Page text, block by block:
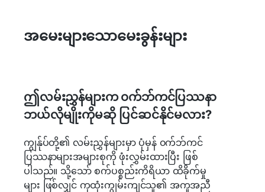
အမေးများသောမေးခွန်းများ
ဤလမ်းညွှန်များက ၀က်ဘ်ကင်ပြဿနာ
ဘယ်လိုမျိုးကိုမဆို ပြင်ဆင်နိုင်မလား?
ကျွန်ုပ်တို့၏ လမ်းညွှန်များမှာ ပုံမှန် ၀က်ဘ်ကင်
ပြဿနာများအများစုကို ဖုံးလွှမ်းထားပြီး ဖြစ်
ပါသည်။ သို့သော် စက်ပစ္စည်းကိရိယာ ထိခိုက်မှု
များ ဖြစ်လျှင် ကုထုံးကျွမ်းကျင်သူ၏ အကူအညီ